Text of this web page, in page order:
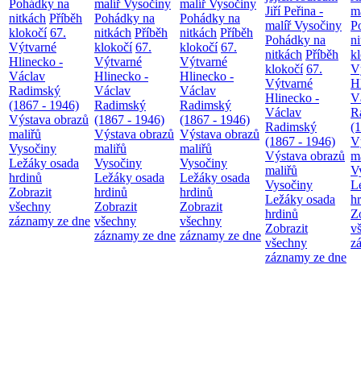
Pohádky na
nitkách Příběh
klokočí 67.
Výtvarné
Hlinecko -
Václav
Radimský
(1867 - 1946)
Výstava obrazů
maliřů
Vysočiny
Ležáky osada
hrdinů
Zobrazit
všechny
záznamy ze dne
malíř Vysočiny
Pohádky na
nitkách Příběh
klokočí 67.
Výtvarné
Hlinecko -
Václav
Radimský
(1867 - 1946)
Výstava obrazů
maliřů
Vysočiny
Ležáky osada
hrdinů
Zobrazit
všechny
záznamy ze dne
malíř Vysočiny
Pohádky na
nitkách Příběh
klokočí 67.
Výtvarné
Hlinecko -
Václav
Radimský
(1867 - 1946)
Výstava obrazů
maliřů
Vysočiny
Ležáky osada
hrdinů
Zobrazit
všechny
záznamy ze dne
Jiří Peřina -
malíř Vysočiny
Pohádky na
nitkách Příběh
klokočí 67.
Výtvarné
Hlinecko -
Václav
Radimský
(1867 - 1946)
Výstava obrazů
maliřů
Vysočiny
Ležáky osada
hrdinů
Zobrazit
všechny
záznamy ze dne